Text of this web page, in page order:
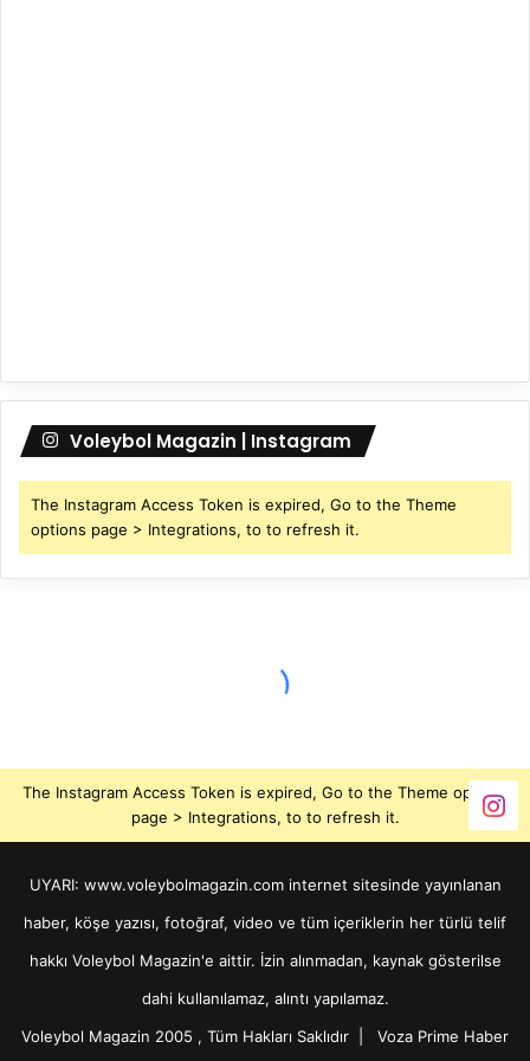
Voleybol Magazin | Instagram
The Instagram Access Token is expired, Go to the Theme
options page > Integrations, to to refresh it.
The Instagram Access Token is expired, Go to the Theme options
page > Integrations, to to refresh it.
UYARI: www.voleybolmagazin.com internet sitesinde yayınlanan
haber, köşe yazısı, fotoğraf, video ve tüm içeriklerin her türlü telif
hakkı Voleybol Magazin'e aittir. İzin alınmadan, kaynak gösterilse
dahi kullanılamaz, alıntı yapılamaz.
Voleybol Magazin 2005 , Tüm Hakları Saklıdır | Voza Prime Haber